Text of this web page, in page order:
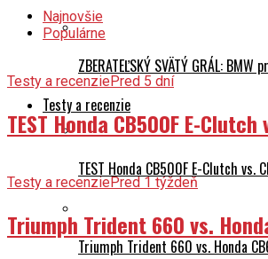
ZBERATEĽSKÝ SVÄTÝ GRÁL:
Testy a recenzie
TEST Honda CB500F E-Clutch
Triumph Trident 660 vs. Honda
Najnovšie
Populárne
Testy a recenziePred 5 dní
TEST Honda CB500F E-
Testy a recenziePred 1 týždeň
Triumph Trident 660 vs.